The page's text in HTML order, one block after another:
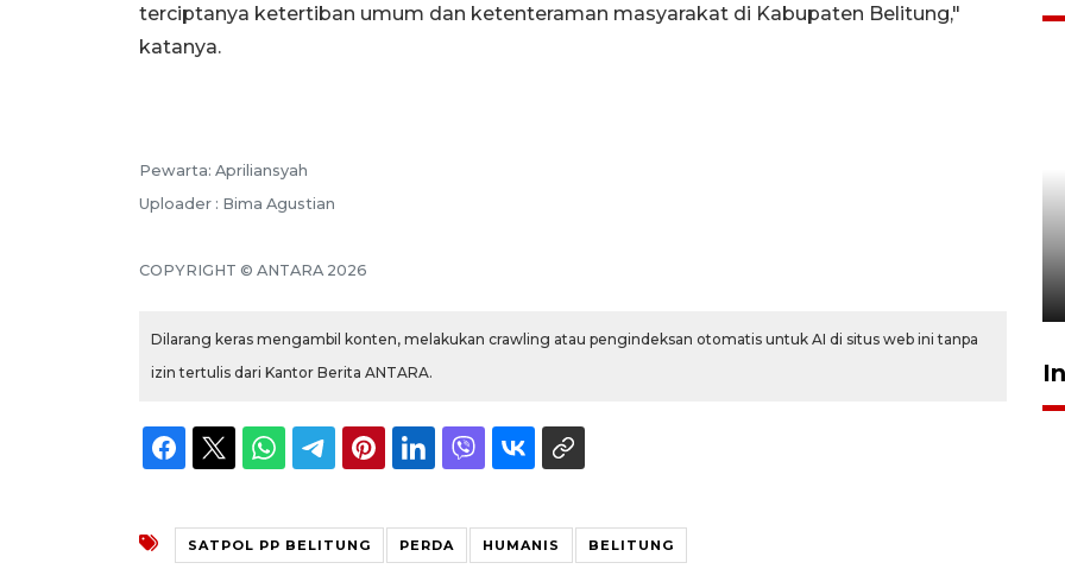
terciptanya ketertiban umum dan ketenteraman masyarakat di Kabupaten Belitung,"
katanya.
Pewarta: Apriliansyah
Uploader : Bima Agustian
COPYRIGHT © ANTARA 2026
Dilarang keras mengambil konten, melakukan crawling atau pengindeksan otomatis untuk AI di situs web ini tanpa
izin tertulis dari Kantor Berita ANTARA.
SATPOL PP BELITUNG PERDA HUMANIS BELITUNG